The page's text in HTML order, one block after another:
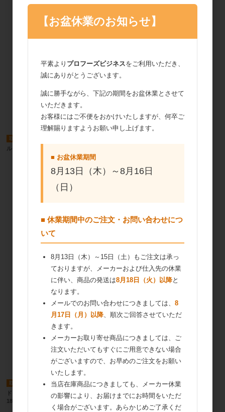
取寄商品
ルクサルド マラスキーノ 1800ml
取寄商品
ドーバー デミセックブランデ－VSOP
1800ml
取寄商品
ドーバー デミセックブランデーVSO
1800ml
【お盆休業のお知らせ】
平素より プロフーズビジネスをご利用いただき、
誠にありがとうございます。
誠に勝手ながら、下記の期間をお盆休業とさせて
いただきます。
お客様にはご不便をおかけいたしますが、何卒ご
理解賜りますようお願い申し上げます。
■ お盆休業期間
8月13日（木）～8月16日
（日）
■ 休業期間中のご注文・お問い合わせにつ
いて
8月13日（木）～15日（土）もご注文は承っ
ておりますが、メーカーおよび仕入先の休業
に伴い、商品の発送は8月18日（火）以降と
なります。
メールでのお問い合わせにつきましては、 8
月17日（月）以降、順次ご回答させていただ
きます。
メーカーお取り寄せ商品につきましては、ご
注文いただいてもすぐにご用意できない場合
がございますので、お早めのご注文をお願い
いたします。
当店在庫商品につきましても、メーカー休業
の影響により、お届けまでにお時間をいただ
く場合がございます。あらかじめご了承くだ